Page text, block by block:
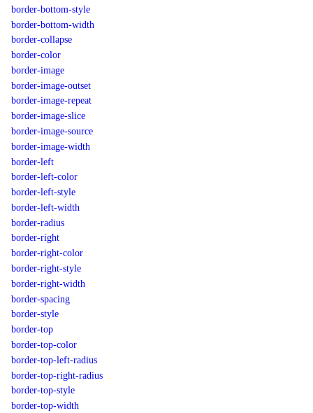
border-bottom-style
border-bottom-width
border-collapse
border-color
border-image
border-image-outset
border-image-repeat
border-image-slice
border-image-source
border-image-width
border-left
border-left-color
border-left-style
border-left-width
border-radius
border-right
border-right-color
border-right-style
border-right-width
border-spacing
border-style
border-top
border-top-color
border-top-left-radius
border-top-right-radius
border-top-style
border-top-width